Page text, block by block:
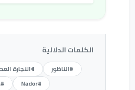
الكلمات الدلالية
#الناظور
#النجارة
#Nador